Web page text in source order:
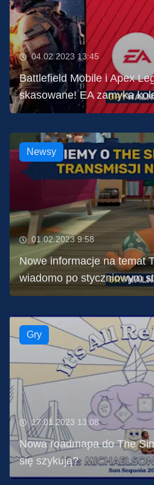
04.02.2023 13:45
Battlefield Mobile i Apex
skasowane! EA zamyka
Newsy
01.02.2023 9:58
Nowe informacje na temat
wiadomo po styczniowym
Gry
17.01.2023 13:08
Nowa roadmapa do The
się szykują?